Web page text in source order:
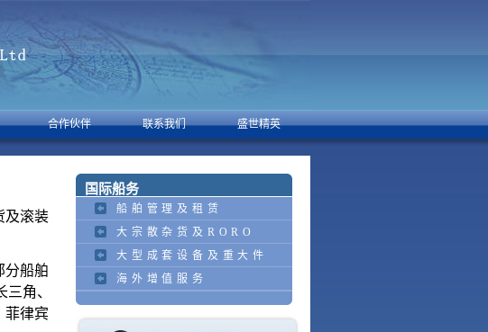
合作伙伴 联系我们 盛世精英
及滚装
船舶
角、
菲律宾
国际船务
船舶管理及租赁
大宗散杂货及RORO
大型成套设备及重大件
海外增值服务